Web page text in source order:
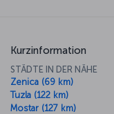
Kurzinformation
STÄDTE IN DER NÄHE
Zenica (69 km)
Tuzla (122 km)
Mostar (127 km)